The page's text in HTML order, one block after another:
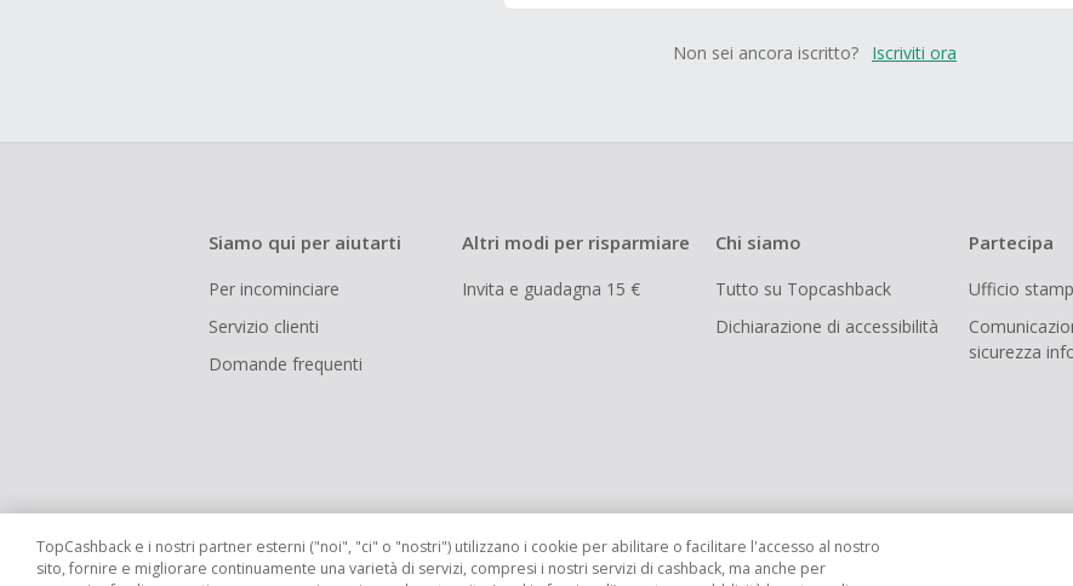
Non sei ancora iscritto? Iscriviti ora
Siamo qui per aiutarti
Per incominciare
Servizio clienti
Domande frequenti
Altri modi per risparmiare
Invita e guadagna 15 €
Chi siamo
Tutto su Topcashback
Dichiarazione di accessibilità
Partecipa
Ufficio
sicurezza
TopCashback e i nostri partner esterni ("noi", "ci" o "nostri") utilizzano i cookie per abilitare o facilitare l'accesso al nostro
sito, fornire e migliorare continuamente una varietà di servizi, compresi i nostri servizi di cashback, ma anche per